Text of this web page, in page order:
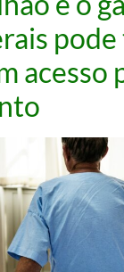
acesso